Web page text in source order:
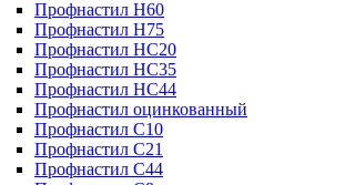
Профнастил Н60
Профнастил Н75
Профнастил НС20
Профнастил НС35
Профнастил НС44
Профнастил оцинкованный
Профнастил С10
Профнастил С21
Профнастил С44